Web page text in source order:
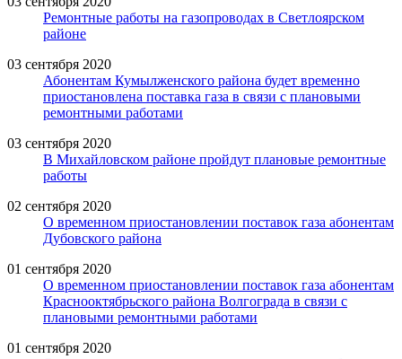
Ремонтные работы на газопроводах в Светлоярском
районе
03 сентября 2020
Абонентам Кумылженского района будет временно
приостановлена поставка газа в связи с плановыми
ремонтными работами
03 сентября 2020
В Михайловском районе пройдут плановые ремонтные
работы
02 сентября 2020
О временном приостановлении поставок газа абонентам
Дубовского района
01 сентября 2020
О временном приостановлении поставок газа абонентам
Краснооктябрьского района Волгограда в связи с
плановыми ремонтными работами
01 сентября 2020